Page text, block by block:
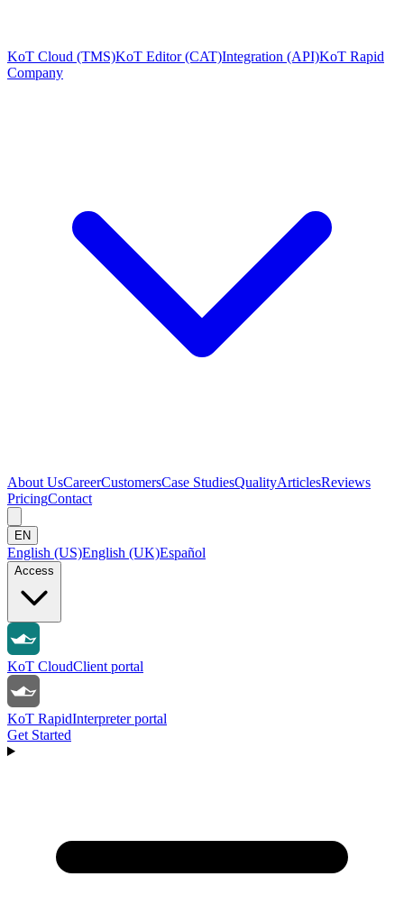
KoT Cloud (TMS)KoT Editor (CAT)Integration (API)KoT Rapid
Company
About UsCareerCustomersCase StudiesQualityArticlesReviews
PricingContact
EN
English (US)English (UK)Español
Access
KoT CloudClient portal
KoT RapidInterpreter portal
Get Started